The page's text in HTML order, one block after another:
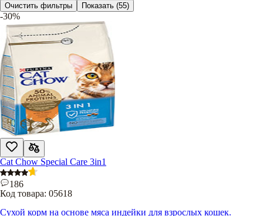
Очистить фильтры Показать (55)
-30%
Cat Chow Special Care 3in1
186
Код товара: 05618
Сухой корм на основе мяса индейки для взрослых кошек.